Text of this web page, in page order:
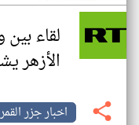
لقاء
الأزهر
اخبار جزر القمر